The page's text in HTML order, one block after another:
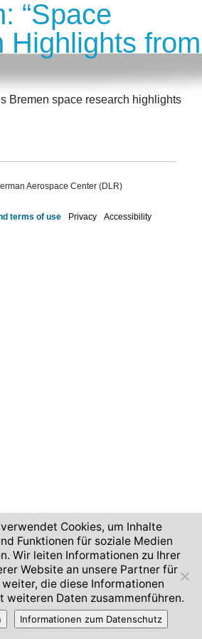
“Space
Highlights from
Bremen space research highlights
Aerospace Center (DLR)
terms of use Privacy Accessibility
Cookies, um Inhalte
Funktionen für soziale Medien
Wir leiten Informationen zu Ihrer
Website an unsere Partner für
die diese Informationen
weiteren Daten zusammenführen.
Informationen zum Datenschutz